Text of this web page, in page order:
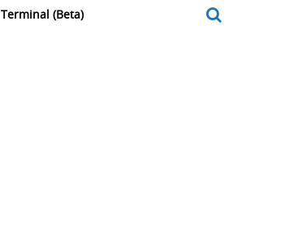
Terminal (Beta)